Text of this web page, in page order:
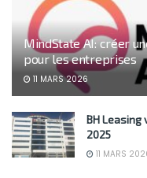
MindState AI: créer
pour les entreprises
11 MARS 2026
BH
2025
11 MARS